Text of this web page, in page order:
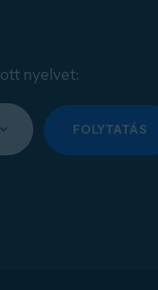
nyelvet:
FOLYTATÁS